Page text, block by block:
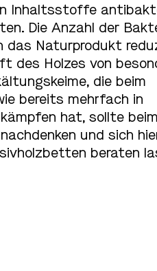
Inhaltsstoffe
Die Anzahl der
das Naturprodukt
des Holzes von
die beim
bereits mehrfach in
hat, sollte beim
und sich
beraten